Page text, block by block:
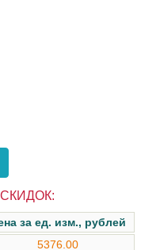
СКИДОК:
за ед. изм., рублей
5376.00